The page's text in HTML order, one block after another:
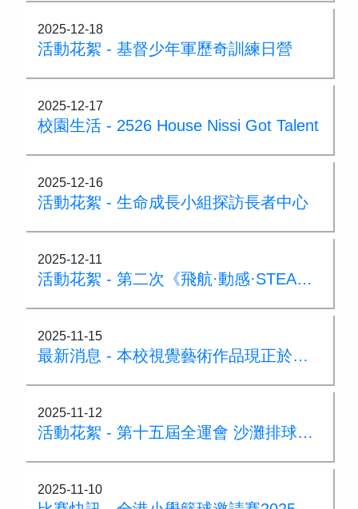
2025-12-18
活動花絮 - 基督少年軍歷奇訓練日營
2025-12-17
校園生活 - 2526 House Nissi Got Talent
2025-12-16
活動花絮 - 生命成長小組探訪長者中心
2025-12-11
活動花絮 - 第二次《飛航·動感·STEAM》親子小學體驗課
2025-11-15
最新消息 - 本校視覺藝術作品現正於鰂魚涌港鐵站社區畫廊展出
2025-11-12
活動花絮 - 第十五屆全運會 沙灘排球項目觀賽
2025-11-10